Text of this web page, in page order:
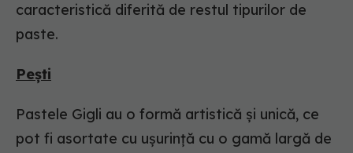
caracteristică diferită de restul tipurilor de
paste.
Pești
Pastele Gigli au o formă artistică și unică, ce
pot fi asortate cu ușurință cu o gamă largă de